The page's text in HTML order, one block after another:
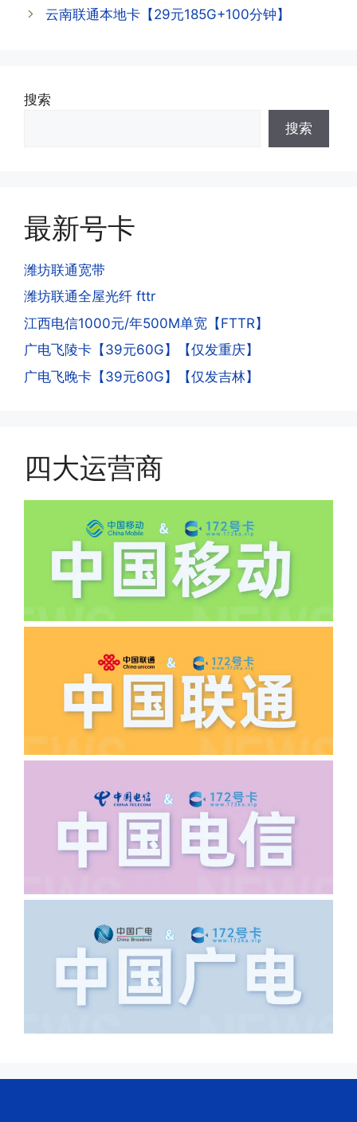
查询到流量和话费是否正常到账;如果未
·3.激活后话费和流量怎么没到?或者流量
就是月初1-3号自动到账;查看流量少了，
是因为激活当月的流量会按照您激活剩余
意流量到账时间，避免在未到账之前使用
超出额外扣费哦。
·4.实际扣费月租
答:
有差异
(2)如下几种情况是不返费的:返费前停
机、关机、注销、违章单停、未再专属渠
道首充的情况下都是不能正常返费的并且
逾期不可补返费。
加活动充值，其次是否状态是否一直保持
正常，然后是核实是否是已过返费时间，
如以上都正常就联系平台客服单独查询。
·6.领卡时详细地址怎么写容易通过审核?
城市名字的路段，比如你的地址:上海市
浦东新区北京路33号，这样的地址就会
导致订单失败，因为在系统审核看来你在
上海怎么又写了个北京，不知道你在哪
·4.为什么手机卡刚激活60天内不能换手
子拿到手机卡，他必须打很多电话才可以
去骗人。他必须注册很多APP才可以去骗
人。他们是用专业设备插手机卡打的，所
点，运营商系统会识别到，如果你有类似
的异常使用行为，就会让你二次认证。二
次认证是为了证明你本人在使用这张卡。
流量，通过运营商链接刷人脸，拍身份证
云南联通本地卡【29元185G+100分钟】
搜索
搜索
最新号卡
潍坊联通宽带
潍坊联通全屋光纤 fttr
江西电信1000元/年500M单宽【FTTR】
广电飞陵卡【39元60G】【仅发重庆】
广电飞晚卡【39元60G】【仅发吉林】
四大运营商